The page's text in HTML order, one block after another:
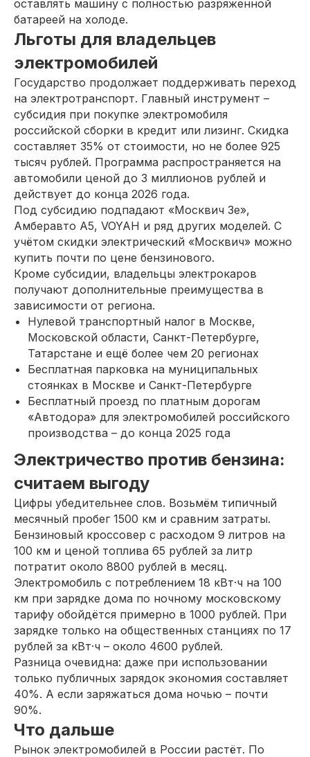
оставлять машину с полностью разряженной
батареей на холоде.
Льготы для владельцев
электромобилей
Государство продолжает поддерживать переход
на электротранспорт. Главный инструмент –
субсидия при покупке электромобиля
российской сборки в кредит или лизинг. Скидка
составляет 35% от стоимости, но не более 925
тысяч рублей. Программа распространяется на
автомобили ценой до 3 миллионов рублей и
действует до конца 2026 года.
Под субсидию подпадают «Москвич 3е»,
Амберавто А5, VOYAH и ряд других моделей. С
учётом скидки электрический «Москвич» можно
купить почти по цене бензинового.
Кроме субсидии, владельцы электрокаров
получают дополнительные преимущества в
зависимости от региона.
Нулевой транспортный налог в Москве,
Московской области, Санкт-Петербурге,
Татарстане и ещё более чем 20 регионах
Бесплатная парковка на муниципальных
стоянках в Москве и Санкт-Петербурге
Бесплатный проезд по платным дорогам
«Автодора» для электромобилей российского
производства – до конца 2025 года
Электричество против бензина:
считаем выгоду
Цифры убедительнее слов. Возьмём типичный
месячный пробег 1500 км и сравним затраты.
Бензиновый кроссовер с расходом 9 литров на
100 км и ценой топлива 65 рублей за литр
потратит около 8800 рублей в месяц.
Электромобиль с потреблением 18 кВт·ч на 100
км при зарядке дома по ночному московскому
тарифу обойдётся примерно в 1000 рублей. При
зарядке только на общественных станциях по 17
рублей за кВт·ч – около 4600 рублей.
Разница очевидна: даже при использовании
только публичных зарядок экономия составляет
40%. А если заряжаться дома ночью – почти
90%.
Что дальше
Рынок электромобилей в России растёт. По